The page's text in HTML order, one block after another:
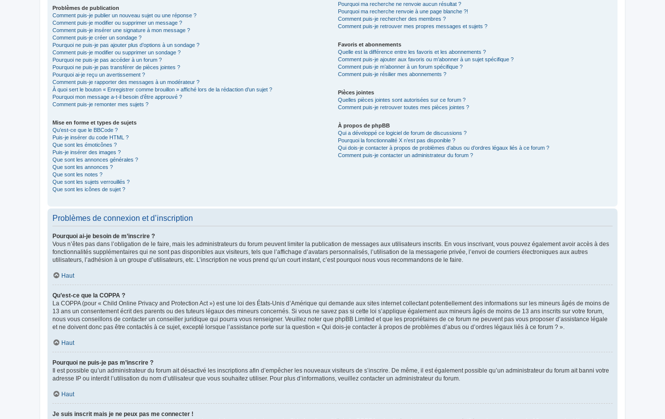
Problèmes de publication
Comment puis-je publier un nouveau sujet ou une réponse ?
Comment puis-je modifier ou supprimer un message ?
Comment puis-je insérer une signature à mon message ?
Comment puis-je créer un sondage ?
Pourquoi ne puis-je pas ajouter plus d’options à un sondage ?
Comment puis-je modifier ou supprimer un sondage ?
Pourquoi ne puis-je pas accéder à un forum ?
Pourquoi ne puis-je pas transférer de pièces jointes ?
Pourquoi ai-je reçu un avertissement ?
Comment puis-je rapporter des messages à un modérateur ?
À quoi sert le bouton « Enregistrer comme brouillon » affiché lors de la rédaction d’un sujet ?
Pourquoi mon message a-t-il besoin d’être approuvé ?
Comment puis-je remonter mes sujets ?
Mise en forme et types de sujets
Qu’est-ce que le BBCode ?
Puis-je insérer du code HTML ?
Que sont les émoticônes ?
Puis-je insérer des images ?
Que sont les annonces générales ?
Que sont les annonces ?
Que sont les notes ?
Que sont les sujets verrouillés ?
Que sont les icônes de sujet ?
Pourquoi ma recherche ne renvoie aucun résultat ?
Pourquoi ma recherche renvoie à une page blanche ?!
Comment puis-je rechercher des membres ?
Comment puis-je retrouver mes propres messages et sujets ?
Favoris et abonnements
Quelle est la différence entre les favoris et les abonnements ?
Comment puis-je ajouter aux favoris ou m’abonner à un sujet spécifique ?
Comment puis-je m’abonner à un forum spécifique ?
Comment puis-je résilier mes abonnements ?
Pièces jointes
Quelles pièces jointes sont autorisées sur ce forum ?
Comment puis-je retrouver toutes mes pièces jointes ?
À propos de phpBB
Qui a développé ce logiciel de forum de discussions ?
Pourquoi la fonctionnalité X n’est pas disponible ?
Qui dois-je contacter à propos de problèmes d’abus ou d’ordres légaux liés à ce forum ?
Comment puis-je contacter un administrateur du forum ?
Problèmes de connexion et d’inscription
Pourquoi ai-je besoin de m’inscrire ?
Vous n’êtes pas dans l’obligation de le faire, mais les administrateurs du forum peuvent limiter la publication de messages aux utilisateurs inscrits. En vous inscrivant, vous pouvez également avoir accès à des
fonctionnalités supplémentaires qui ne sont pas disponibles aux visiteurs, tels que l’affichage d’avatars personnalisés, l’utilisation de la messagerie privée, l’envoi de courriers électroniques aux autres
utilisateurs, l’adhésion à un groupe d’utilisateurs, etc. L’inscription ne vous prend qu’un court instant, c’est pourquoi nous vous recommandons de le faire.
Haut
Qu’est-ce que la COPPA ?
La COPPA (pour « Child Online Privacy and Protection Act ») est une loi des États-Unis d’Amérique qui demande aux sites internet collectant potentiellement des informations sur les mineurs âgés de moins de
13 ans un consentement écrit des parents ou des tuteurs légaux des mineurs concernés. Si vous ne savez pas si cette loi s’applique également aux mineurs âgés de moins de 13 ans inscrits sur votre forum,
nous vous conseillons de contacter un conseiller juridique qui pourra vous renseigner. Veuillez noter que phpBB Limited et que les propriétaires de ce forum ne peuvent pas vous proposer d’assistance légale
et ne doivent donc pas être contactés à ce sujet, excepté lorsque l’assistance porte sur la question « Qui dois-je contacter à propos de problèmes d’abus ou d’ordres légaux liés à ce forum ? ».
Haut
Pourquoi ne puis-je pas m’inscrire ?
Il est possible qu’un administrateur du forum ait désactivé les inscriptions afin d’empêcher les nouveaux visiteurs de s’inscrire. De même, il est également possible qu’un administrateur du forum ait banni votre
adresse IP ou interdit l’utilisation du nom d’utilisateur que vous souhaitez utiliser. Pour plus d’informations, veuillez contacter un administrateur du forum.
Haut
Je suis inscrit mais je ne peux pas me connecter !